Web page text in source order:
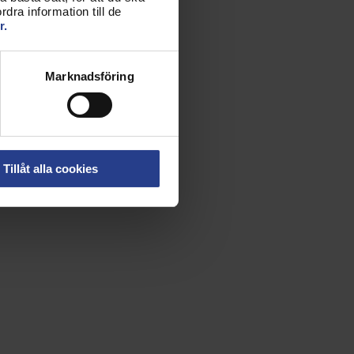
information till de
Marknadsföring
Tillåt alla cookies